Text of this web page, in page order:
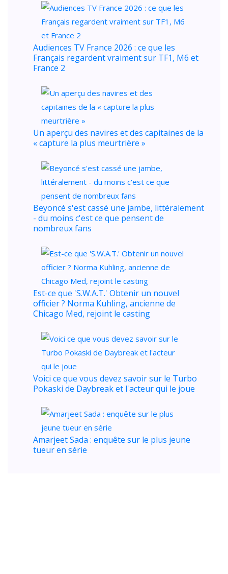
Audiences TV France 2026 : ce que les
Français regardent vraiment sur TF1, M6 et
France 2
Un aperçu des navires et des capitaines de la
« capture la plus meurtrière »
Beyoncé s'est cassé une jambe, littéralement
- du moins c'est ce que pensent de
nombreux fans
Est-ce que 'S.W.A.T.' Obtenir un nouvel
officier ? Norma Kuhling, ancienne de
Chicago Med, rejoint le casting
Voici ce que vous devez savoir sur le Turbo
Pokaski de Daybreak et l'acteur qui le joue
Amarjeet Sada : enquête sur le plus jeune
tueur en série